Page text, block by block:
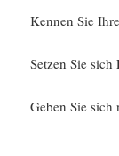
Kennen Sie
Setzen Sie
Geben Sie